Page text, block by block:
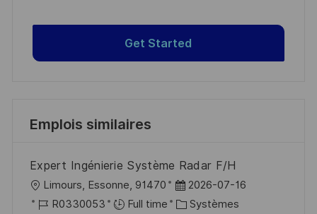
Get Started
Emplois similaires
Expert Ingénierie Système Radar F/H
o
Limours, Essonne, 91470
D
a
2026-07-16
R
R0330053 Full time
C Systèmes